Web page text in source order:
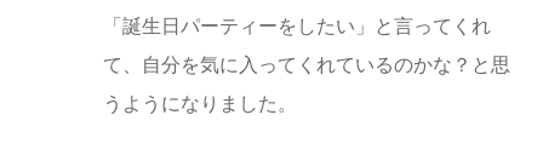
「誕生日パーティーをしたい」と言ってくれ
て、自分を気に入ってくれているのかな？と思
うようになりました。